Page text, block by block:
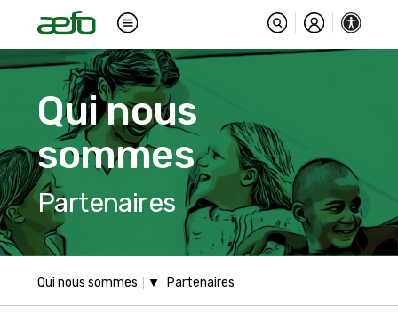
Qui nous
sommes
Partenaires
Qui nous sommes